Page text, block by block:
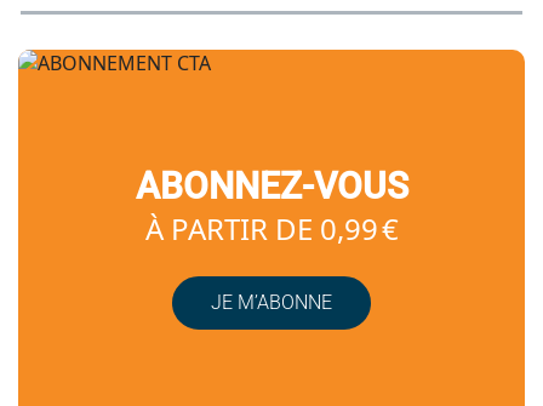
ABONNEZ-VOUS
À PARTIR DE 0,99 €
JE M’ABONNE